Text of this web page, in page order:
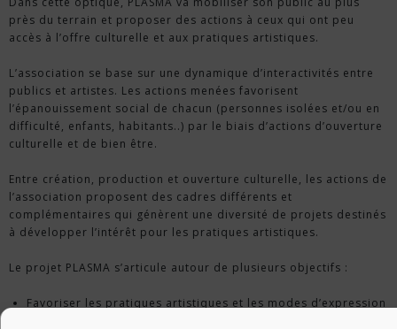
près du terrain et proposer des actions à ceux qui ont peu
accès à l’offre culturelle et aux pratiques artistiques.
L’association se base sur une dynamique d’interactivités entre
publics et artistes. Les actions menées favorisent
l’épanouissement social de chacun (personnes isolées et/ou en
difficulté, enfants, habitants..) par le biais d’actions d’ouverture
culturelle et de bien être.
Entre création, production et ouverture culturelle, les actions de
l’association proposent des cadres différents et
complémentaires qui génèrent une diversité de projets destinés
à développer l’intérêt pour les pratiques artistiques.
Le projet PLASMA s’articule autour de plusieurs objectifs :
Favoriser les pratiques artistiques et les modes d’expression